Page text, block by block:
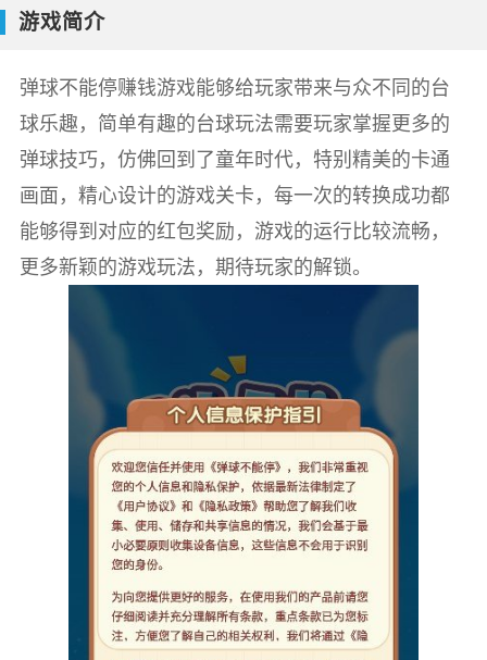
游戏简介
弹球不能停赚钱游戏能够给玩家带来与众不同的台
球乐趣，简单有趣的台球玩法需要玩家掌握更多的
弹球技巧，仿佛回到了童年时代，特别精美的卡通
画面，精心设计的游戏关卡，每一次的转换成功都
能够得到对应的红包奖励，游戏的运行比较流畅，
更多新颖的游戏玩法，期待玩家的解锁。